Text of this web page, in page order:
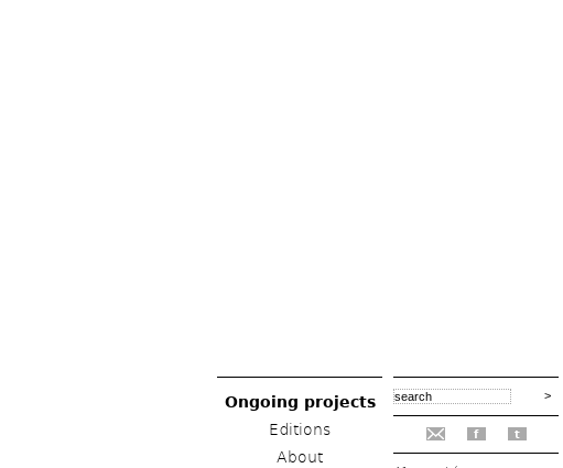
Ongoing projects
Editions
About
f t